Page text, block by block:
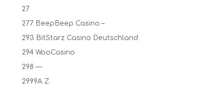
27
277 BeepBeep Casino –
293 BitStarz Casino Deutschland
294 WooCasino
298 —
2999A Z